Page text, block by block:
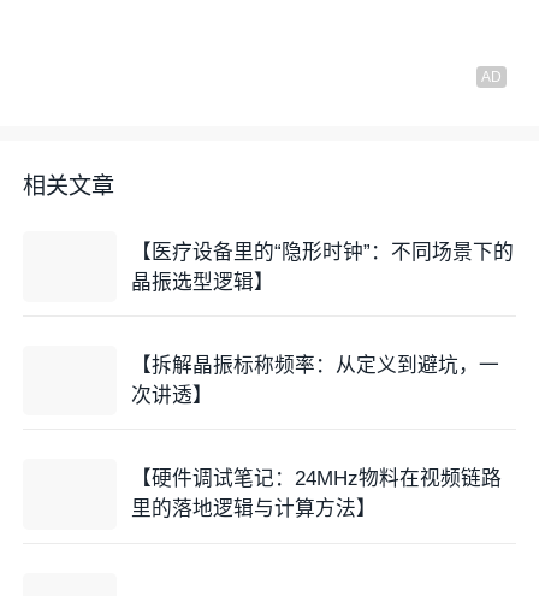
相关文章
【医疗设备里的“隐形时钟”：不同场景下的
晶振选型逻辑】
【拆解晶振标称频率：从定义到避坑，一
次讲透】
【硬件调试笔记：24MHz物料在视频链路
里的落地逻辑与计算方法】